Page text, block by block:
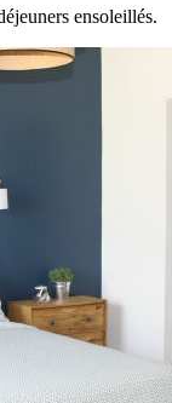
ensoleillés.